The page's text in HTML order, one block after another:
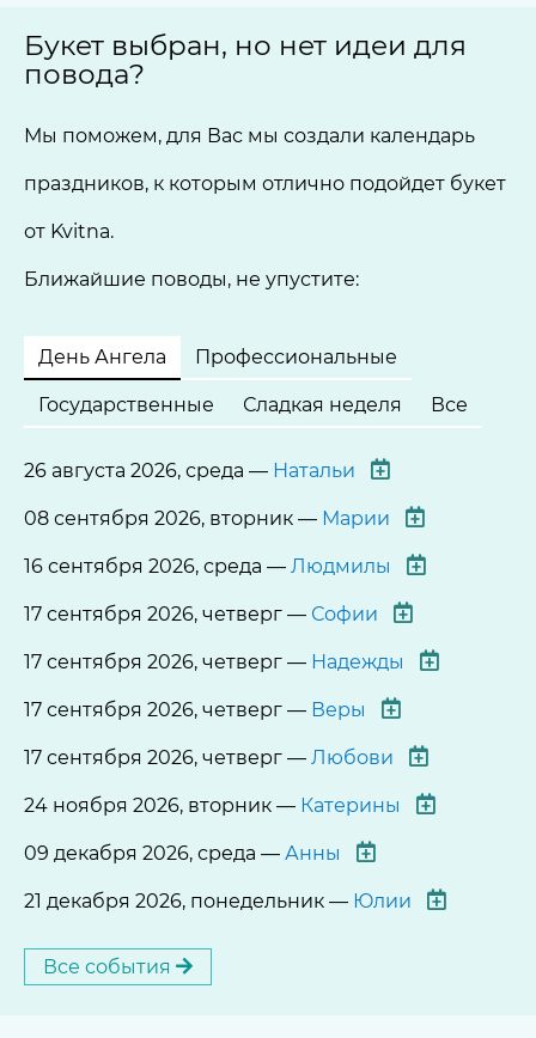
Букет выбран, но нет идеи для
повода?
Мы поможем, для Вас мы создали календарь
праздников, к которым отлично подойдет букет
от Kvitna.
Ближайшие поводы, не упустите:
День Ангела Профессиональные
Государственные Сладкая неделя Все
26 августа 2026, среда — Натальи
08 сентября 2026, вторник — Марии
16 сентября 2026, среда — Людмилы
17 сентября 2026, четверг — Софии
17 сентября 2026, четверг — Надежды
17 сентября 2026, четверг — Веры
17 сентября 2026, четверг — Любови
24 ноября 2026, вторник — Катерины
09 декабря 2026, среда — Анны
21 декабря 2026, понедельник — Юлии
Все события